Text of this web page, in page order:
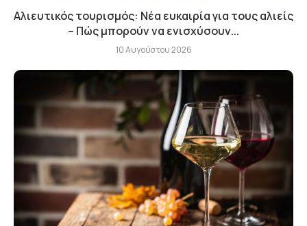
Αλιευτικός τουρισμός: Νέα ευκαιρία για τους αλιείς
– Πώς μπορούν να ενισχύσουν...
10 Αυγούστου 2026